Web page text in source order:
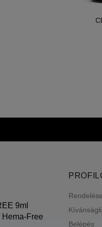
9ml
Free
Belépés